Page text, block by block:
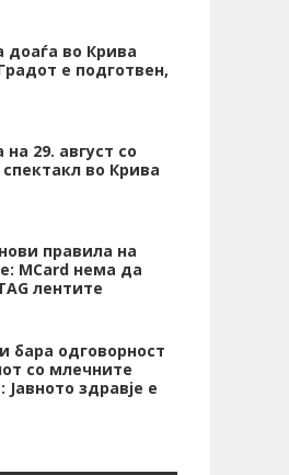
доаѓа во Крива
е подготвен,
29. август со
во Крива
правила на
MCard нема да
лентите
бара одговорност
со млечните
здравје е